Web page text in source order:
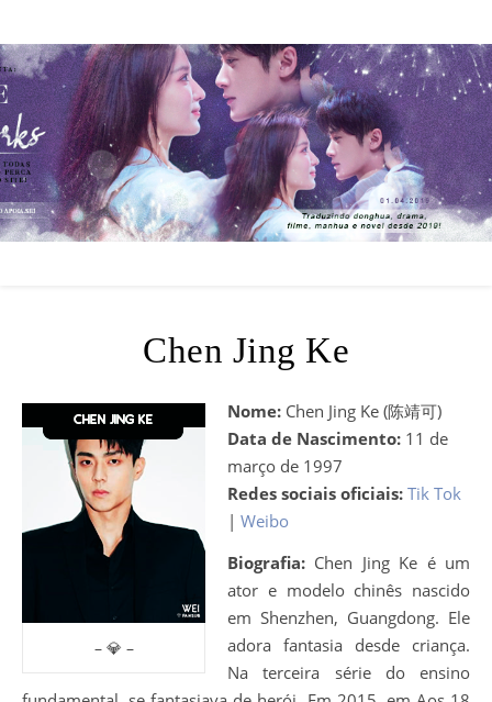
Chen Jing Ke
– 💎 –
Nome: Chen Jing Ke (陈靖可)
Data de Nascimento: 11 de
março de 1997
Redes sociais oficiais: Tik Tok
| Weibo
Biografia: Chen Jing Ke é um
ator e modelo chinês nascido
em Shenzhen, Guangdong. Ele
adora fantasia desde criança.
Na terceira série do ensino